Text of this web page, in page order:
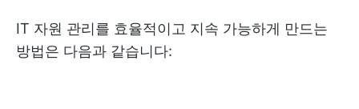
IT 자원 관리를 효율적이고 지속 가능하게 만드는
방법은 다음과 같습니다: